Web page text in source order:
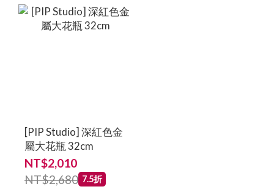
[PIP Studio] 深紅色金
屬大花瓶 32cm
NT$2,010
NT$2,680 7.5折